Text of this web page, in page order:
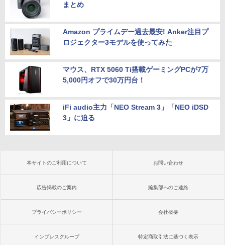
まとめ
Amazon プライムデー過去最安! Anker注目プ
ロジェクター3モデルを使ってみた
マウス、RTX 5060 Ti搭載ゲーミングPCが7万
5,000円オフで30万円台！
iFi audio主力「NEO Stream 3」「NEO iDSD
3」に迫る
本サイトのご利用について お問い合わせ
広告掲載のご案内 編集部へのご連絡
プライバシーポリシー 会社概要
インプレスグループ 特定商取引法に基づく表示